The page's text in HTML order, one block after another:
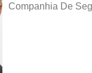
Companhia De